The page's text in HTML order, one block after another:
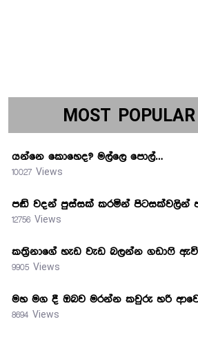
MOST POPULAR
යන්නෙ කොහෙද? මල්ලෙ පොල්…
10027 Views
පඬි වදන් පුස්සක් කරමින් පිටසක්වලින්
12756 Views
කත්‍රිනාගේ හැඩ වැඩ බලන්න ගඩාෆි
9905 Views
මහ මග දී ඔබව මරන්න කවුරු හරි
8694 Views